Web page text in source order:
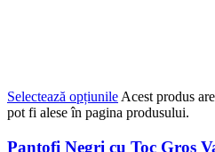
Selectează opțiunileAcest produs
pot fi alese în pagina produsului.
Pantofi Negri cu Toc Gros